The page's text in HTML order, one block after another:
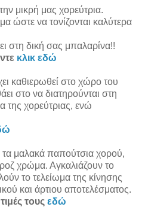
μικρή μας χορεύτρια.
ώστε να τονίζονται καλύτερα
στη δική σας μπαλαρίνα!!
κλικ εδώ
καθιερωθεί στο χώρο του
στο να διατηρούνται στη
της χορεύτριας, ενώ
τα μαλακά παπούτσια χορού,
χρώμα. Αγκαλιάζουν το
το τελείωμα της κίνησης
και άρτιου αποτελέσματος.
τους εδώ